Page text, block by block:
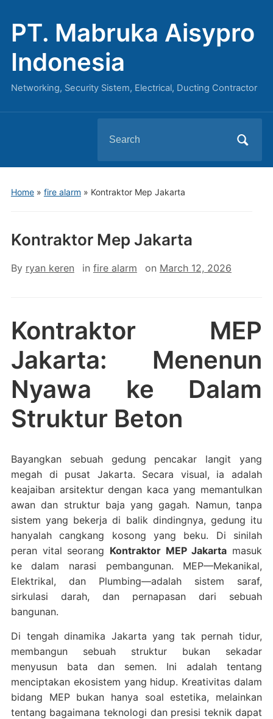
PT. Mabruka Aisypro
Indonesia
Networking, Security Sistem, Electrical, Ducting Contractor
for:
Home» fire alarm » Kontraktor Mep Jakarta
Kontraktor Mep Jakarta
By ryan keren in fire alarm on March 12, 2026
Kontraktor MEP
Jakarta: Menenun
Nyawa ke Dalam
Struktur Beton
Bayangkan sebuah gedung pencakar langit yang
megah di pusat Jakarta. Secara visual, ia adalah
keajaiban arsitektur dengan kaca yang memantulkan
awan dan struktur baja yang gagah. Namun, tanpa
sistem yang bekerja di balik dindingnya, gedung itu
hanyalah cangkang kosong yang beku. Di sinilah
peran vital seorang Kontraktor MEP Jakarta masuk
ke dalam narasi pembangunan. MEP—Mekanikal,
Elektrikal, dan Plumbing—adalah sistem saraf,
sirkulasi darah, dan pernapasan dari sebuah
bangunan.
Di tengah dinamika Jakarta yang tak pernah tidur,
membangun sebuah struktur bukan sekadar
menyusun bata dan semen. Ini adalah tentang
menciptakan ekosistem yang hidup. Kreativitas dalam
bidang MEP bukan hanya soal estetika, melainkan
tentang bagaimana teknologi dan presisi teknik dapat